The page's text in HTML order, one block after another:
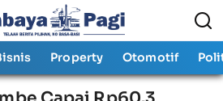
Property Otomotif